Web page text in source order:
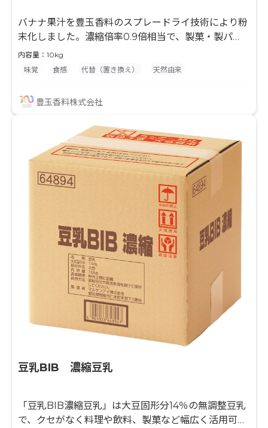
バナナ果汁を豊玉香料のスプレードライ技術により粉
末化しました。濃縮倍率0.9倍相当で、製菓・製パ
ン・粉末飲料等の風味付けに最適な原料です。果汁と
デキストリンのみを使用して粉末化していますので、
用途でご使用頂けます。 水分との相性が良くない製品
に対して、果汁入りを謳う事ができます。
内容量：10kg
味覚
食感 代替（置き換え） 天然由来
豊玉香料株式会社
豆乳BIB 濃縮豆乳
「豆乳BIB濃縮豆乳」は大豆固形分14％の無調整豆乳
で、クセがなく料理や飲料、製菓など幅広く活用可能